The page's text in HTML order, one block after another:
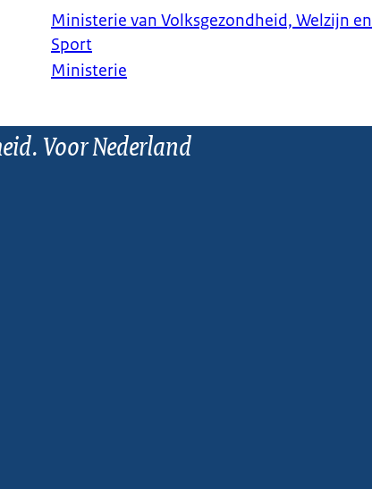
Ministerie van Volksgezondheid, Welzijn en
Sport
Ministerie
Voor Nederland